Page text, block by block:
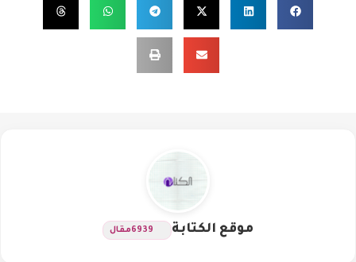
موقع الكتابة 6939مقال